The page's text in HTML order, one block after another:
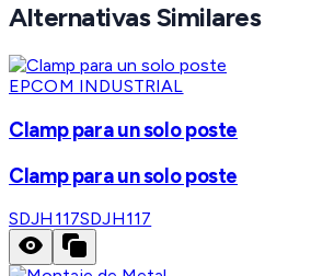
Alternativas Similares
EPCOM INDUSTRIAL
Clamp para un solo poste
Clamp para un solo poste
SDJH117SDJH117